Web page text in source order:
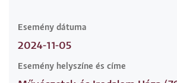
Esemény dátuma
2024-11-05
Esemény helyszíne és címe